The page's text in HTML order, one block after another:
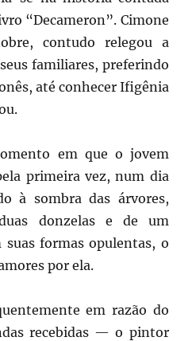
“Decameron”. Cimone
contudo relegou a
familiares, preferindo
até conhecer Ifigênia
em que o jovem
primeira vez, num dia
à sombra das árvores,
donzelas e de um
formas opulentas, o
por ela.
em razão do
recebidas — o pintor